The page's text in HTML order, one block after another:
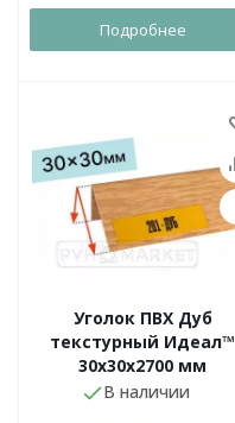
Подробнее
Уголок ПВХ Дуб
текстурный Идеал™
30x30х2700 мм
В наличии